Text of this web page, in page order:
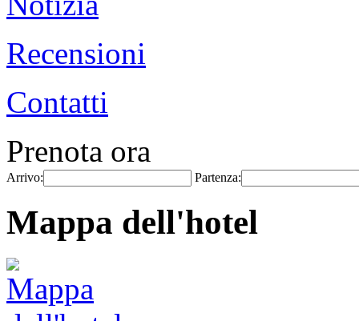
Recensioni
Contatti
Prenota ora
Arrivo: Partenza:
Mappa dell'hotel